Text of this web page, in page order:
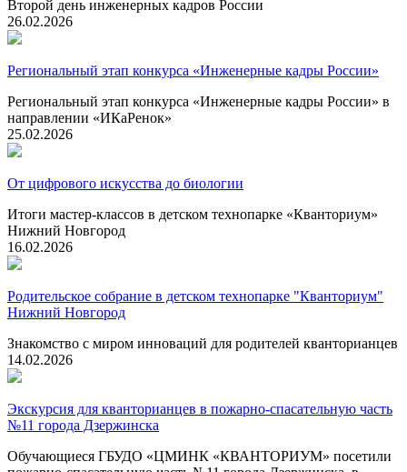
Второй день инженерных кадров России
26.02.2026
Региональный этап конкурса «Инженерные кадры России»
Региональный этап конкурса «Инженерные кадры России» в
направлении «ИКаРенок»
25.02.2026
От цифрового искусства до биологии
Итоги мастер-классов в детском технопарке «Кванториум»
Нижний Новгород
16.02.2026
Родительское собрание в детском технопарке "Кванториум"
Нижний Новгород
Знакомство с миром инноваций для родителей кванторианцев
14.02.2026
Экскурсия для кванторианцев в пожарно-спасательную часть
№11 города Дзержинска
Обучающиеся ГБУДО «ЦМИНК «КВАНТОРИУМ» посетили